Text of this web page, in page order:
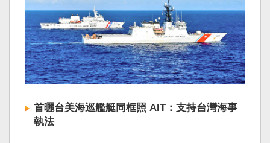
首曬台美海巡艦艇同框照 AIT：支持台灣海事
執法